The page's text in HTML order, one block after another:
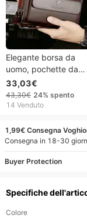
Elegante borsa da
uomo, pochette da
lavoro
33,03€
43,30€ 24% spento
14 Venduto
1,99€ Consegna
Consegna in 18-30
Buyer Protection
Specifiche
Colore